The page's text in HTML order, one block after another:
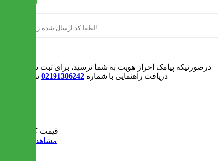
درصورتیکه پیامک احراز هویت به شما نرسید، برای ثبت سفارش و یا
دریافت راهنمایی با شماره 02191306242 تماس بگیرید
قیمت کل:
مشاهده سبد خرید